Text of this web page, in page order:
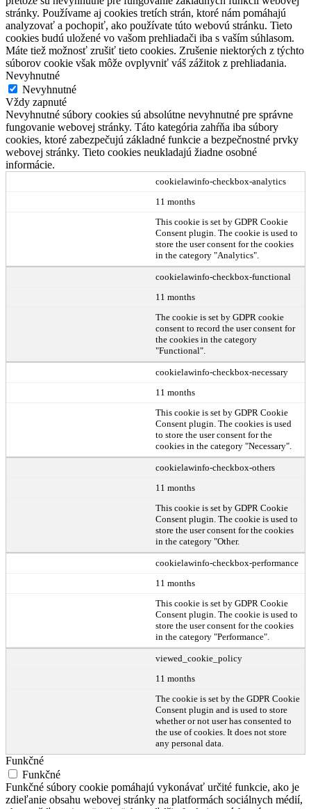
stránky. Používame aj cookies tretích strán, ktoré nám pomáhajú
analyzovať a pochopiť, ako používate túto webovú stránku. Tieto
cookies budú uložené vo vašom prehliadači iba s vaším súhlasom.
Máte tiež možnosť zrušiť tieto cookies. Zrušenie niektorých z týchto
súborov cookie však môže ovplyvniť váš zážitok z prehliadania.
Nevyhnutné
Nevyhnutné
Vždy zapnuté
Nevyhnutné súbory cookies sú absolútne nevyhnutné pre správne
fungovanie webovej stránky. Táto kategória zahŕňa iba súbory
cookies, ktoré zabezpečujú základné funkcie a bezpečnostné prvky
webovej stránky. Tieto cookies neukladajú žiadne osobné
informácie.
cookielawinfo-checkbox-analytics
11 months
This cookie is set by GDPR Cookie
Consent plugin. The cookie is used to
store the user consent for the cookies
in the category "Analytics".
cookielawinfo-checkbox-functional
11 months
The cookie is set by GDPR cookie
consent to record the user consent for
the cookies in the category
"Functional".
cookielawinfo-checkbox-necessary
11 months
This cookie is set by GDPR Cookie
Consent plugin. The cookies is used
to store the user consent for the
cookies in the category "Necessary".
cookielawinfo-checkbox-others
11 months
This cookie is set by GDPR Cookie
Consent plugin. The cookie is used to
store the user consent for the cookies
in the category "Other.
cookielawinfo-checkbox-performance
11 months
This cookie is set by GDPR Cookie
Consent plugin. The cookie is used to
store the user consent for the cookies
in the category "Performance".
viewed_cookie_policy
11 months
The cookie is set by the GDPR Cookie
Consent plugin and is used to store
whether or not user has consented to
the use of cookies. It does not store
any personal data.
Funkčné
Funkčné
Funkčné súbory cookie pomáhajú vykonávať určité funkcie, ako je
zdieľanie obsahu webovej stránky na platformách sociálnych médií,